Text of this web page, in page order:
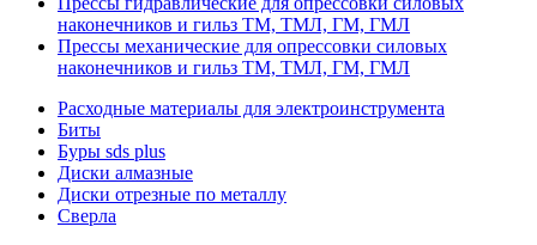
наконечников и гильз ТМ, ТМЛ, ГМ, ГМЛ
Прессы механические для опрессовки силовых
наконечников и гильз ТМ, ТМЛ, ГМ, ГМЛ
Расходные материалы для электроинструмента
Биты
Буры sds plus
Диски алмазные
Диски отрезные по металлу
Сверла